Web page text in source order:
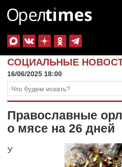
СОЦИАЛЬНЫЕ
16/06/2025 18:00
Православные
о мясе на 26 дней
У